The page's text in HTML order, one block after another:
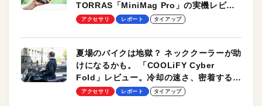
TORRAS「MiniMag Pro」の実機レビュ
ーも
アクセサリ レポート タイアップ
夏場のバイクは地獄？ ネッククーラーが助
けになるかも。 「COOLiFY Cyber
Fold」レビュー。冷却の速さ、密着する冷
却プレート、シンプルな操作性がグッド！
アクセサリ レポート タイアップ